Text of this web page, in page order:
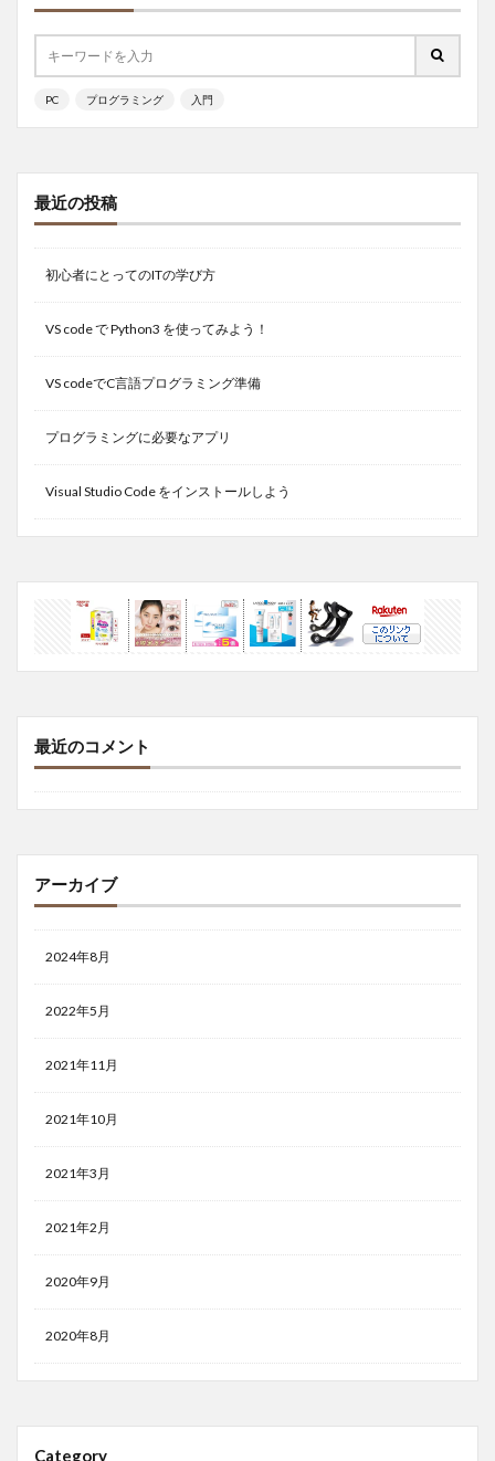
PC プログラミング 入門
最近の投稿
初心者にとってのITの学び方
VS code で Python3 を使ってみよう！
VS codeでC言語プログラミング準備
プログラミングに必要なアプリ
Visual Studio Code をインストールしよう
最近のコメント
アーカイブ
2024年8月
2022年5月
2021年11月
2021年10月
2021年3月
2021年2月
2020年9月
2020年8月
Category